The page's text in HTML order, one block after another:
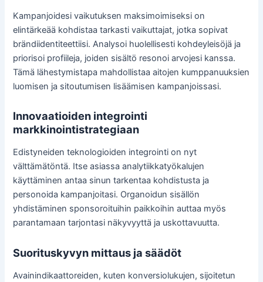
Kampanjoidesi vaikutuksen maksimoimiseksi on
elintärkeää kohdistaa tarkasti vaikuttajat, jotka sopivat
brändiidentiteettiisi. Analysoi huolellisesti kohdeyleisöjä ja
priorisoi profiileja, joiden sisältö resonoi arvojesi kanssa.
Tämä lähestymistapa mahdollistaa aitojen kumppanuuksien
luomisen ja sitoutumisen lisäämisen kampanjoissasi.
Innovaatioiden integrointi
markkinointistrategiaan
Edistyneiden teknologioiden integrointi on nyt
välttämätöntä. Itse asiassa analytiikkatyökalujen
käyttäminen antaa sinun tarkentaa kohdistusta ja
personoida kampanjoitasi. Organoidun sisällön
yhdistäminen sponsoroituihin paikkoihin auttaa myös
parantamaan tarjontasi näkyvyyttä ja uskottavuutta.
Suorituskyvyn mittaus ja säädöt
Avainindikaattoreiden, kuten konversiolukujen, sijoitetun